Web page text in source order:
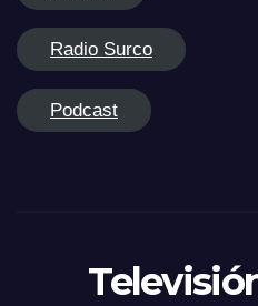
Radio Surco
Podcast